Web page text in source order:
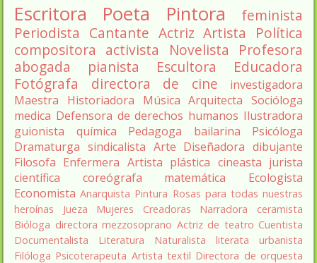
Escritora Poeta Pintora
feminista
Periodista Cantante Actriz Artista
Política
compositora activista Novelista
Profesora
abogada
pianista Escultora
Educadora
Fotógrafa
directora de cine
investigadora
Maestra
Historiadora Música Arquitecta Socióloga
medica Defensora de derechos humanos Ilustradora
guionista
química Pedagoga bailarina
Psicóloga
Dramaturga sindicalista Arte Diseñadora dibujante
Filosofa Enfermera Artista plástica cineasta jurista
científica
coreógrafa matemática
Ecologista
Economista Anarquista Pintura Rosas para todas nuestras
heroínas
Jueza Mujeres Creadoras Narradora
ceramista
Bióloga directora mezzosoprano Actriz de teatro Cuentista
Documentalista
Literatura Naturalista literata
urbanista
Filóloga Psicoterapeuta Artista textil Directora de orquesta